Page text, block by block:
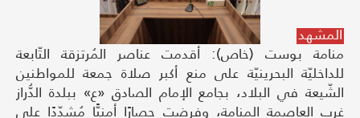
المشهد
منامة بوست (خاص): أقدمت عناصر المُرتزقة التّابعة
للداخليّة البحرينيّة على منع أكبر صلاة جمعة للمواطنين
الشّيعة في البلاد، بجامع الإمام الصادق «ع» ببلدة الدُّراز
غرب العاصمة المنامة، وفرضت حصارًا أمنيًّا مُشدّدًا على